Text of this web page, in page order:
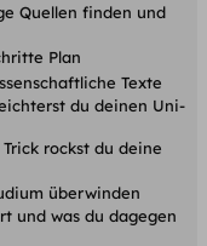
Quellen finden und
Plan
Texte
du deinen Uni-
rockst du deine
überwinden
und was du dagegen